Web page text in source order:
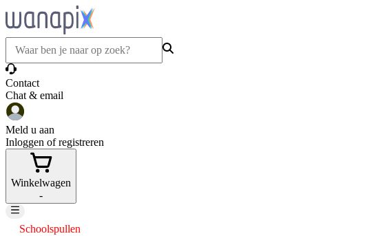
Contact
Chat & email
Meld u aan
Inloggen of registreren
Winkelwagen
-
Schoolspullen